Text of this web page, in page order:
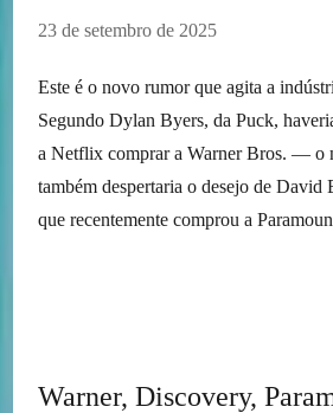
23 de setembro de 2025
Este é o novo rumor que agita a
Segundo Dylan Byers, da Puck,
a Netflix comprar a Warner Bros. — o
também despertaria o desejo de David
que recentemente comprou a
Warner, Discovery,